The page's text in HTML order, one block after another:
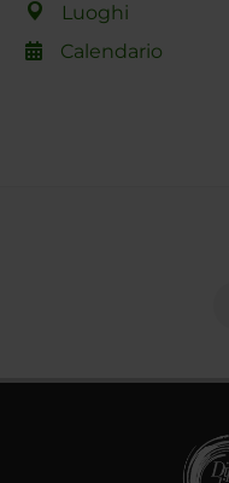
Luoghi
Calendario